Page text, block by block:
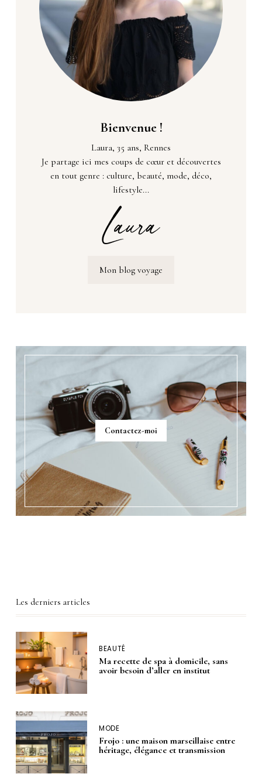
Bienvenue !
Laura, 35 ans, Rennes
Je partage ici mes coups de cœur et découvertes
en tout genre : culture, beauté, mode, déco,
lifestyle...
Mon blog voyage
Contactez-moi
Les derniers articles
BEAUTÉ
Ma recette de spa à domicile, sans
avoir besoin d’aller en institut
MODE
Frojo : une maison marseillaise entre
héritage, élégance et transmission